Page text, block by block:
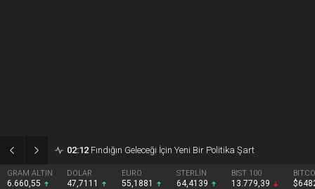
02:12 Fındığın Geleceği İçin Yeni Bir Politika Şart
GRAM ALTIN
6.660,55
DOLAR
47,7111
EURO
55,1881
STERLİN
64,4139
BIST 100
13.779,39